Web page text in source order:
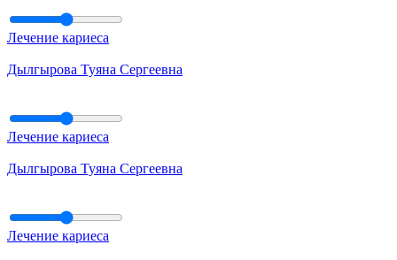
Лечение кариеса
Дылгырова Туяна Сергеевна
Лечение кариеса
Дылгырова Туяна Сергеевна
Лечение кариеса